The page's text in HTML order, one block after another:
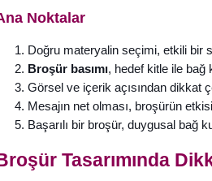
Noktalar
Doğru materyalin seçimi, etkili bir
Broşür basımı, hedef kitle ile bağ
Görsel ve içerik açısından dikkat
Mesajın net olması, broşürün
Başarılı bir broşür, duygusal bağ
Tasarımında